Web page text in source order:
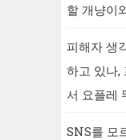
할 개냥이
피해자 생
하고 있나,
서 요플레
SNS를 모